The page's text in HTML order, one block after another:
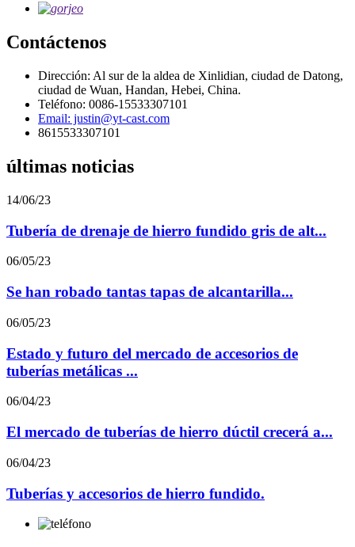
Contáctenos
Dirección: Al sur de la aldea de Xinlidian, ciudad de Datong,
ciudad de Wuan, Handan, Hebei, China.
Teléfono: 0086-15533307101
Email: justin@yt-cast.com
8615533307101
últimas noticias
14/06/23
Tubería de drenaje de hierro fundido gris de alt...
06/05/23
Se han robado tantas tapas de alcantarilla...
06/05/23
Estado y futuro del mercado de accesorios de
tuberías metálicas ...
06/04/23
El mercado de tuberías de hierro dúctil crecerá a...
06/04/23
Tuberías y accesorios de hierro fundido.